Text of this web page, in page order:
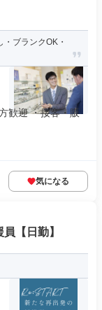
ブランクOK・
歓迎 ・接客・販
気になる
【日勤】